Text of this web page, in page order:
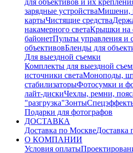
для объективов и их
зарядные устройстваМишени,
картыЧистящие средства
накамерного светаКрышки на
байонетПульты управления и
объективовБленды для
Для выездной съемки
Комплекты для выездной
источники светаМоноподы,
стабилизаторыФотосумки и
лайт-дискиЧехлы, ремни,
"разгрузка"Зонты
Подарки для фотографов
ДОСТАВКА
Доставка по МосквеДоставка
О КОМПАНИИ
Условия оплаты